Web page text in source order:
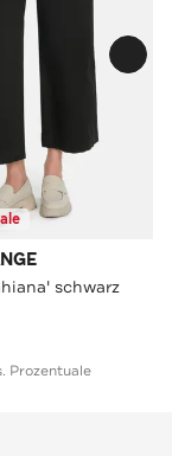
schwarz
Prozentuale